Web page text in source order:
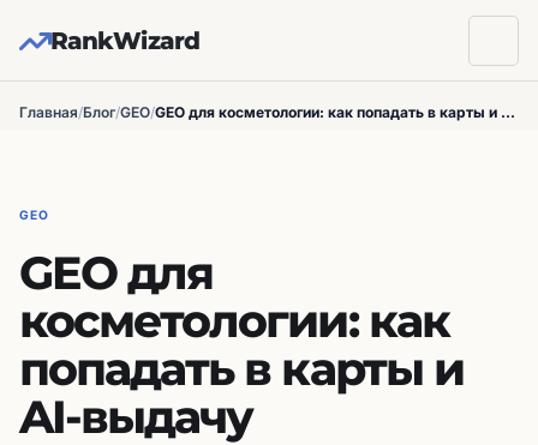
RankWizard
Главная/Блог/GEO/ GEO для косметологии: как попадать в карты и AI-выдачу
GEO
GEO для
косметологии: как
попадать в карты и
AI-выдачу